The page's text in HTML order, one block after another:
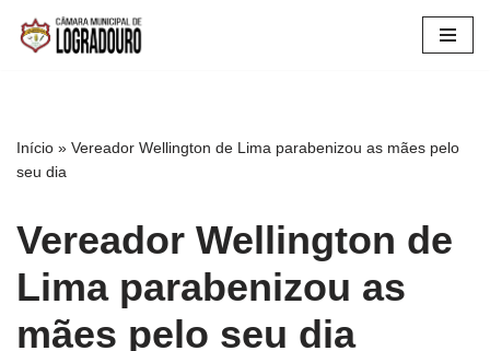
Pular
Início » Vereador Wellington de Lima parabenizou as mães pelo
seu dia
Vereador Wellington de
Lima parabenizou as
mães pelo seu dia